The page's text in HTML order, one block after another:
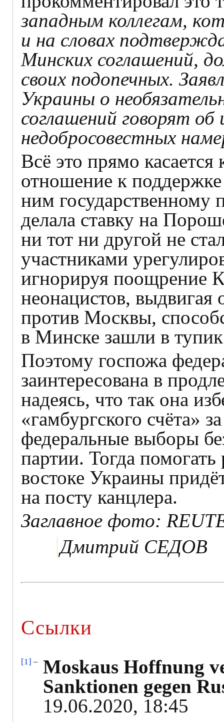
западным коллегам,
и на словах
Минских соглашений,
своих подопечных.
Украины о
соглашений говорят об
недобросовестных
Всё это прямо
отношение к
ним государственному
делала ставку на
ни тот ни другой не
участниками
игнорируя поощрение
неонацистов, выдвигая
против Москвы,
в Минске зашли в
Поэтому госпожа
заинтересована в
надеясь, что так она
«гамбургского счёта»
федеральные выборы
партии. Тогда
востоке Украины
на посту канцлера.
Заглавное фото:
Дмитрий СЕДОВ
Ссылки
[1] – Moskaus Hoffnung
Sanktionen gegen
19.06.2020, 18:45